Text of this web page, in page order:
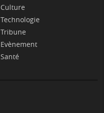
Culture
Technologie
Tribune
Evènement
Santé